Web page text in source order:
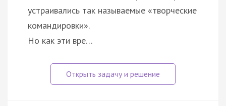
устраивались так называемые «творческие
командировки».
Но как эти вре…